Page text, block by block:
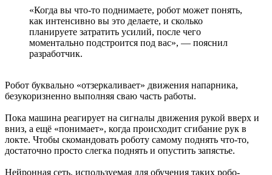
«Когда вы что-то поднимаете, робот может понять,
как интенсивно вы это делаете, и сколько
планируете затратить усилий, после чего
моментально подстроится под вас», — пояснил
разработчик.
Робот буквально «отзеркаливает» движения напарника,
безукоризненно выполняя сваю часть работы.
Пока машина реагирует на сигналы движения рукой вверх и
вниз, а ещё «понимает», когда происходит сгибание рук в
локте. Чтобы скомандовать роботу самому поднять что-то,
достаточно просто слегка поднять и опустить запястье.
Нейронная сеть, используемая для обучения таких робо-